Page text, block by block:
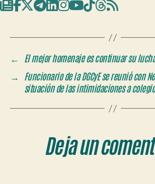
← El mejor homenaje es continuar su
→ Funcionario de la DGCyE se reunió con
situación de las intimidaciones a
Deja un